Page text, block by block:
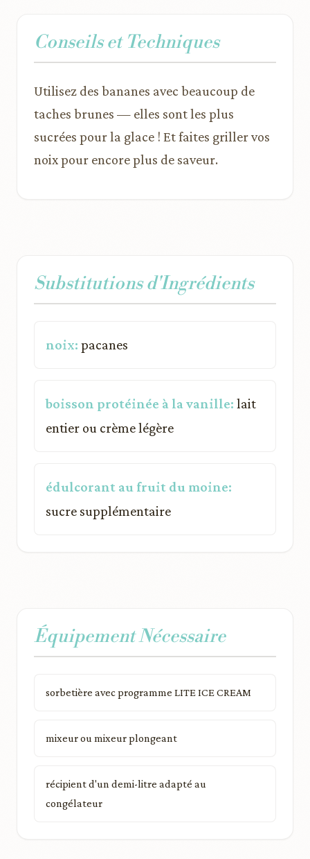
Conseils et Techniques
Utilisez des bananes avec beaucoup de
taches brunes — elles sont les plus
sucrées pour la glace ! Et faites griller vos
noix pour encore plus de saveur.
Substitutions d'Ingrédients
noix: pacanes
boisson protéinée à la vanille: lait
entier ou crème légère
édulcorant au fruit du moine:
sucre supplémentaire
Équipement Nécessaire
sorbetière avec programme LITE ICE CREAM
mixeur ou mixeur plongeant
récipient d'un demi-litre adapté au
congélateur